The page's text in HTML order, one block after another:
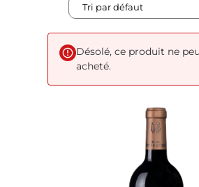
Désolé, ce produit ne
acheté.